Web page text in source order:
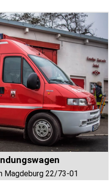
Magdeburg 22/73-01